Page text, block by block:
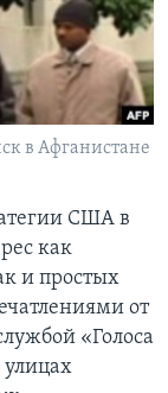
в Афганистане
США в
как
и простых
от
«Голоса